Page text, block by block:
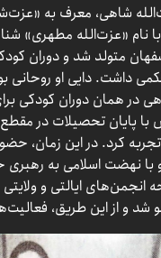
شاهی، معرف به
متولد شد و دوران
داشت. دایی او روحانی
همان دوران کودکی
پایان تحصیلات در مقطع
تجربه کرد. در این
با نهضت اسلامی به
انجمن‌های ایالتی و
و از این طریق،